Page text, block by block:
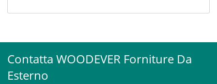
Contatta WOODEVER Forniture Da
Esterno